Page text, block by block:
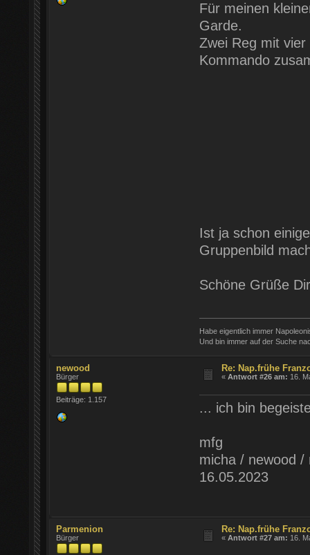
Für meinen
Garde.
Zwei Reg mit
Kommando
Ist ja schon
Gruppenbild
Schöne Grüße
Habe eigentlich immer
Und bin immer auf der Suche
newood
Bürger
Beiträge: 1.157
Re: Nap.frühe
«Antwort #26 am: 16.
... ich bin
mfg
micha / newood /
16.05.2023
Parmenion
Bürger
Re: Nap.frühe
«Antwort #27 am: 16.